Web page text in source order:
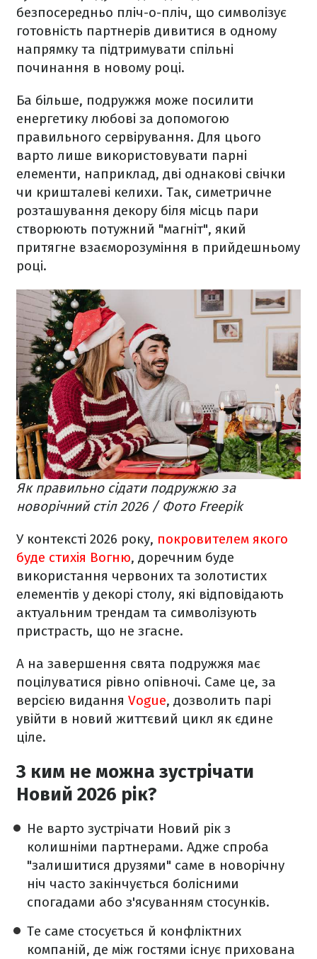
безпосередньо пліч-о-пліч, що символізує
готовність партнерів дивитися в одному
напрямку та підтримувати спільні
починання в новому році.
Ба більше, подружжя може посилити
енергетику любові за допомогою
правильного сервірування. Для цього
варто лише використовувати парні
елементи, наприклад, дві однакові свічки
чи кришталеві келихи. Так, симетричне
розташування декору біля місць пари
створюють потужний "магніт", який
притягне взаєморозуміння в прийдешньому
році.
Як правильно сідати подружжю за
новорічний стіл 2026 / Фото Freepik
У контексті 2026 року, покровителем якого
буде стихія Вогню, доречним буде
використання червоних та золотистих
елементів у декорі столу, які відповідають
актуальним трендам та символізують
пристрасть, що не згасне.
А на завершення свята подружжя має
поцілуватися рівно опівночі. Саме це, за
версією видання Vogue, дозволить парі
увійти в новий життєвий цикл як єдине
ціле.
З ким не можна зустрічати
Новий 2026 рік?
Не варто зустрічати Новий рік з
колишніми партнерами. Адже спроба
"залишитися друзями" саме в новорічну
ніч часто закінчується болісними
спогадами або з'ясуванням стосунків.
Те саме стосується й конфліктних
компаній, де між гостями існує прихована